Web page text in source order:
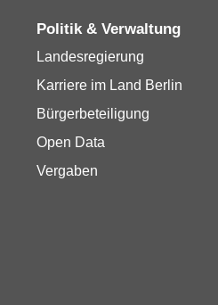
Politik & Verwaltung
Landesregierung
Karriere im Land Berlin
Bürgerbeteiligung
Open Data
Vergaben